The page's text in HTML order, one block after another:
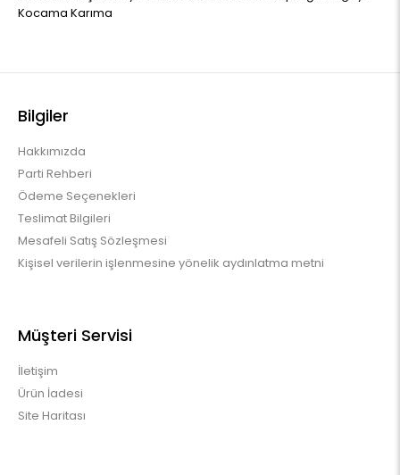
Kocama Karıma
Bilgiler
Hakkımızda
Parti Rehberi
Ödeme Seçenekleri
Teslimat Bilgileri
Mesafeli Satış Sözleşmesi
Kişisel verilerin işlenmesine yönelik aydınlatma metni
Müşteri Servisi
İletişim
Ürün İadesi
Site Haritası